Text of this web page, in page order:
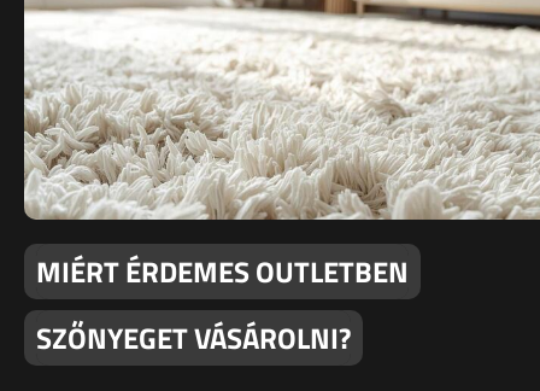
MIÉRT ÉRDEMES OUTLETBEN
SZŐNYEGET VÁSÁROLNI?